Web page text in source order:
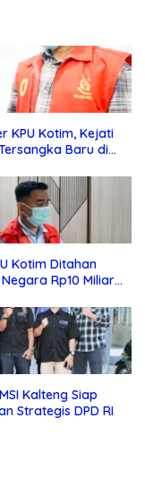
KPU Kotim, Kejati
Baru di
Kotim Ditahan
Rp10 Miliar
Kalteng Siap
Strategis DPD RI